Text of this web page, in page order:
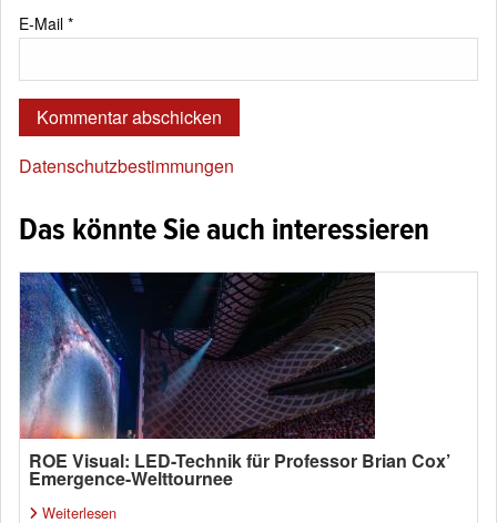
E-Mail *
Datenschutzbestimmungen
Das könnte Sie auch interessieren
ROE Visual: LED-Technik für Professor Brian Cox’
Emergence-Welttournee
Weiterlesen